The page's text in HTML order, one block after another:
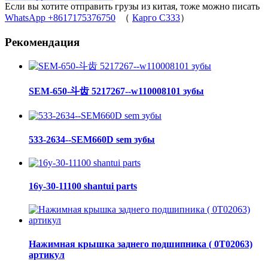
Если вы хотите отправить грузы из китая, тоже можно писать
WhatsApp +8617175376750 （ Карго C333）
Рекомендация
SEM-650-斗齿 5217267--w110008101 зубы
533-2634--SEM660D sem зубы
16y-30-11100 shantui parts
Нажимная крышка заднего подшипника ( 0Т02063)
артикул